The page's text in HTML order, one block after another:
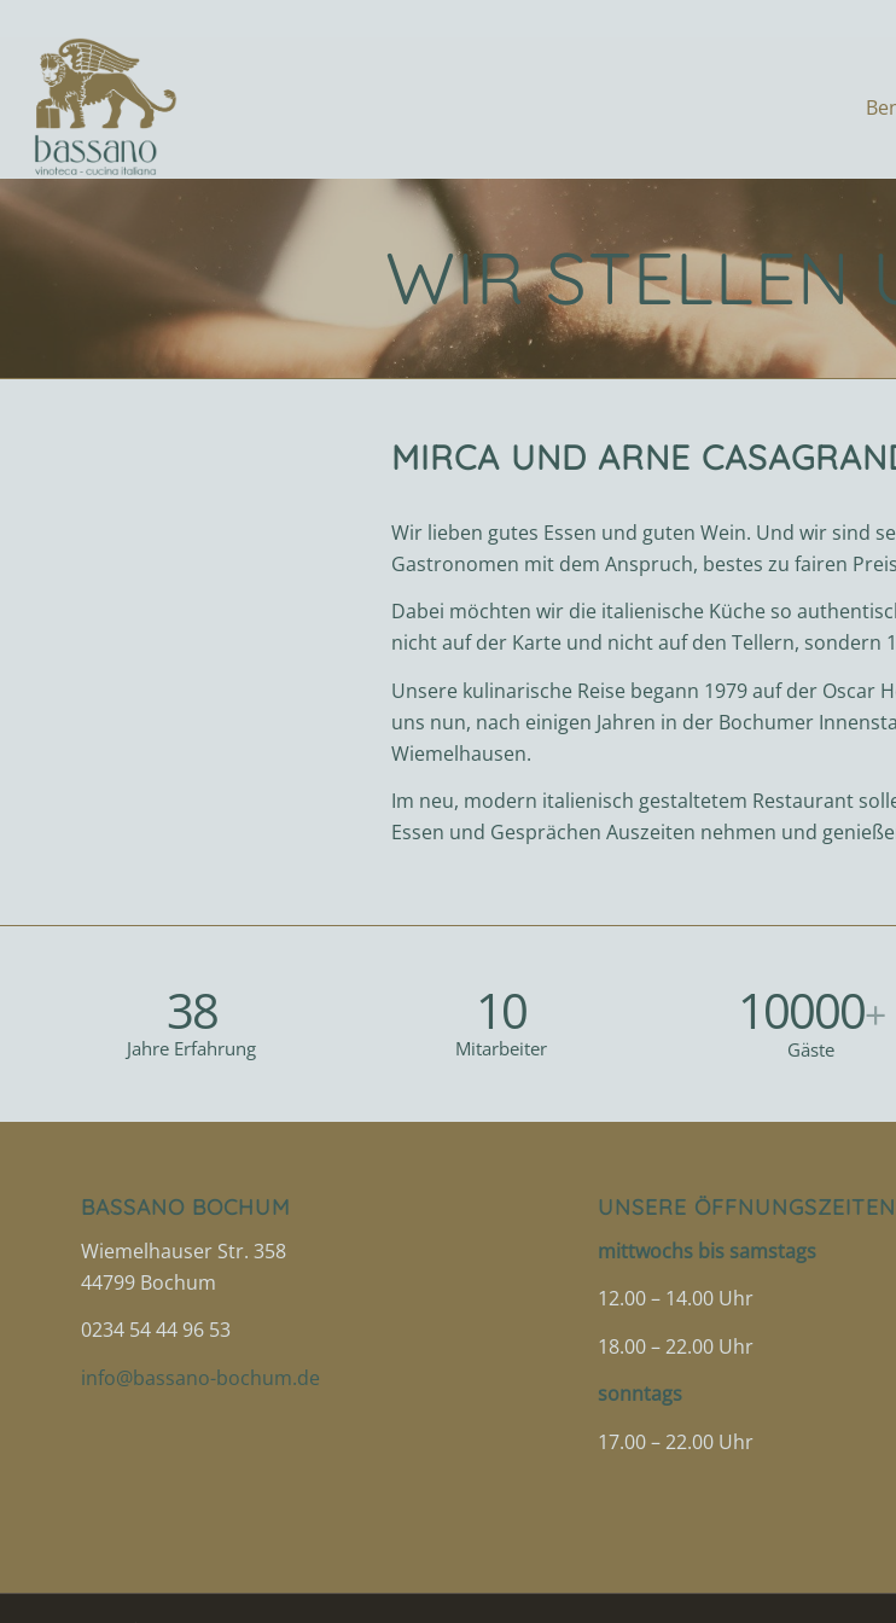
WIR STELLEN
MIRCA UND ARNE
Wir lieben gutes Essen und guten Wein. Und wir sind
Gastronomen mit dem Anspruch, bestes zu fairen
Dabei möchten wir die italienische Küche so
nicht auf der Karte und nicht auf den Tellern, sondern
Unsere kulinarische Reise begann 1979 auf der Oscar
uns nun, nach einigen Jahren in der Bochumer
Wiemelhausen.
Im neu, modern italienisch gestaltetem Restaurant
Essen und Gesprächen Auszeiten nehmen und
38
Jahre Erfahrung
10
Mitarbeiter
10000+
Gäste
BASSANO BOCHUM
Wiemelhauser Str. 358
44799 Bochum
0234 54 44 96 53
info@bassano-bochum.de
UNSERE
mittwochs bis samstags
12.00 – 14.00 Uhr
18.00 – 22.00 Uhr
sonntags
17.00 – 22.00 Uhr